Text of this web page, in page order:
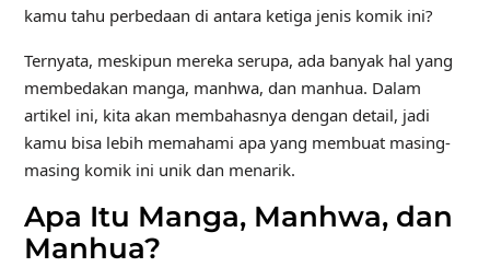
kamu tahu perbedaan di antara ketiga jenis komik ini?
Ternyata, meskipun mereka serupa, ada banyak hal yang
membedakan manga, manhwa, dan manhua. Dalam
artikel ini, kita akan membahasnya dengan detail, jadi
kamu bisa lebih memahami apa yang membuat masing-
masing komik ini unik dan menarik.
Apa Itu Manga, Manhwa, dan
Manhua?